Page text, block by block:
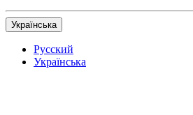
Українська
Русский
Українська